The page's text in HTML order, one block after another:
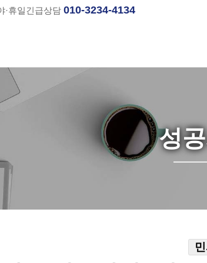
·휴일긴급상담 010-3234-4134
성